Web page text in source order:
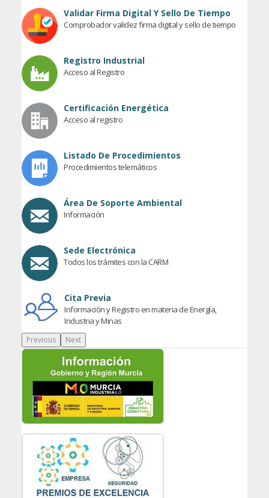
Validar Firma Digital Y Sello De Tiempo
Comprobador validez firma digital y sello de tiempo
Registro Industrial
Acceso al Registro
Certificación Energética
Acceso al registro
Listado De Procedimientos
Procedimientos telemáticos
Área De Soporte Ambiental
Información
Sede Electrónica
Todos los trámites con la CARM
Cita Previa
Información y Registro en materia de Energía,
Industria y Minas
Previous Next